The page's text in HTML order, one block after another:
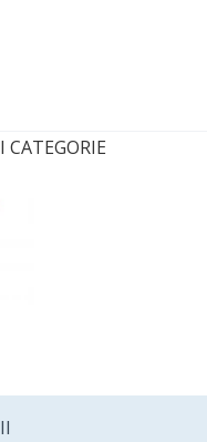
CATEGORIE